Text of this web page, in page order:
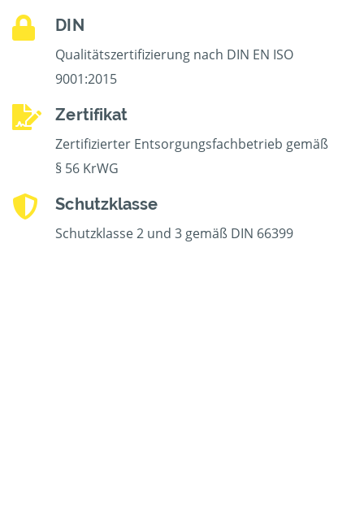
DIN
Qualitätszertifizierung nach DIN EN ISO
9001:2015
Zertifikat
Zertifizierter Entsorgungsfachbetrieb gemäß
§ 56 KrWG
Schutzklasse
Schutzklasse 2 und 3 gemäß DIN 66399